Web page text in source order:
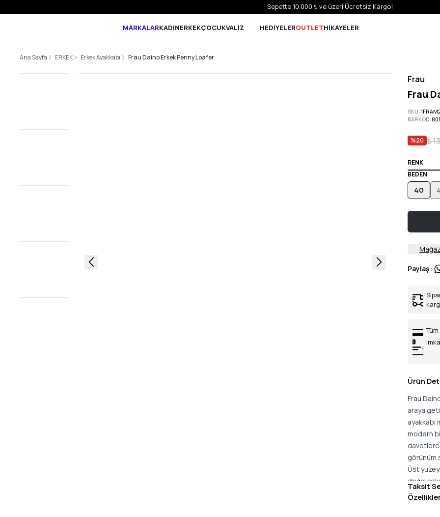
Sepette 10.000 ₺ ve üzeri Ücretsiz Kargo!
MARKALARKADINERKEKÇOCUKVALİZ HEDİYELEROUTLETHİKAYELER
Ana Sayfa ERKEK Erkek Ayakkabı Frau Daino Erkek Penny Loafer
Frau
Frau
SKU:
BARKOD:
%20 ₺
RENK
BEDEN
40
Paylaş:
Ürün
Frau
araya
ayakkabı
modern
davetlere
görünüm
Üst
doğal
ömürlü
Taksit